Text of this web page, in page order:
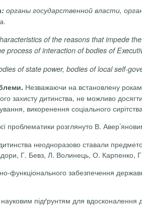
органы государственной власти,
.
of the reasons that impede the
process of interaction of bodies of
of state power, bodies of localself-
Незважаючи на встановлену
захисту дитинства, не можливо
викоренення соціального
проблематики розглянуто В.
неодноразово ставали
, Г. Бевз, Л. Волинець, О. Карпенко,
функціонального забезпечення
підґрунтям для вдосконалення